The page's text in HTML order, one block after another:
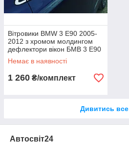
Вітровики BMW 3 E90 2005-
2012 з хромом молдингом
дефлектори вікон БМВ 3 Е90
Немає в наявності
1 260 ₴/комплект
Дивитись все
Автосвіт24